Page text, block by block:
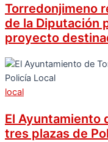
Torredonjimeno
de la Diputación
proyecto
local
El Ayuntamiento
tres plazas de